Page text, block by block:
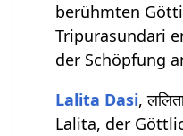
berühmten
Tripurasundari
der Schöpfung
Lalita Dasi,
Lalita, der